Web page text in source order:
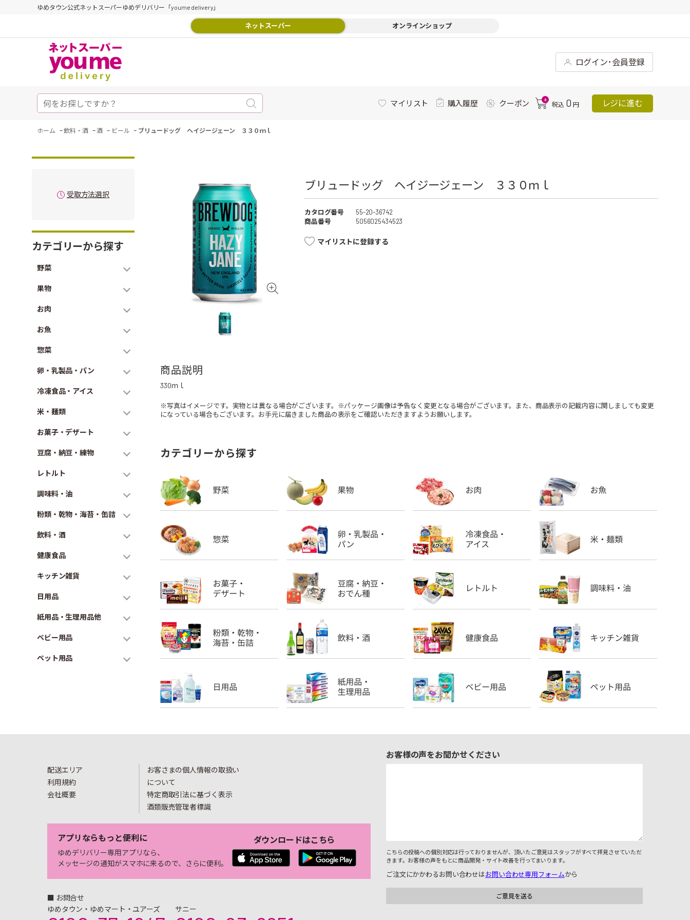
ゆめタウン公式ネットスーパーゆめデリバリー「youme delivery」
ネットスーパー オンラインショップ
ログイン･会員登録
マイリスト 購入履歴 クーポン 0
税込 0 円 レジに進む
ホーム -飲料・酒 -酒 - ビール - ブリュードッグ ヘイジージェーン ３３０ｍｌ
受取方法選択
カテゴリーから探す
野菜
果物
お肉
お魚
惣菜
卵・乳製品・パン
冷凍食品・アイス
米・麺類
お菓子・デザート
豆腐・納豆・練物
レトルト
調味料・油
粉類・乾物・海苔・缶詰
飲料・酒
健康食品
キッチン雑貨
日用品
紙用品・生理用品他
ベビー用品
ペット用品
ブリュードッグ ヘイジージェーン ３３０ｍｌ
カタログ番号
55-20-36742
商品番号
5056025434523
マイリストに登録する
商品説明
330ｍｌ
※写真はイメージです。実物とは異なる場合がございます。※パッケージ画像は予告なく変更となる場合がございます。また、商品表示の記載内容に関しましても変更
になっている場合もございます。お手元に届きました商品の表示をご確認いただきますようお願いします。
カテゴリーから探す
配送エリア
利用規約
会社概要
お客さまの個人情報の取扱い
について
特定商取引法に基づく表示
酒類販売管理者標識
アプリならもっと便利に
ゆめデリバリー専用アプリなら、
メッセージの通知がスマホに来るので、さらに便利。
ダウンロードはこちら
■ お問合せ
ゆめタウン・ゆめマート・ユアーズ
サニー
お客様の声をお聞かせください
こちらの投稿への個別対応は行っておりませんが、頂いたご意見はスタッフがすべて拝見させていただ
きます。お客様の声をもとに商品開発・サイト改善を行ってまいります。
ご注文にかかわるお問い合わせはお問い合わせ専用フォームから